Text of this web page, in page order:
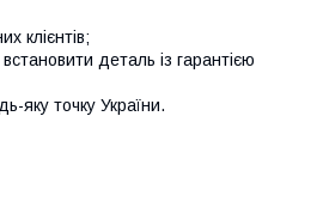
клієнтів;
деталь із гарантією
яку точку України.